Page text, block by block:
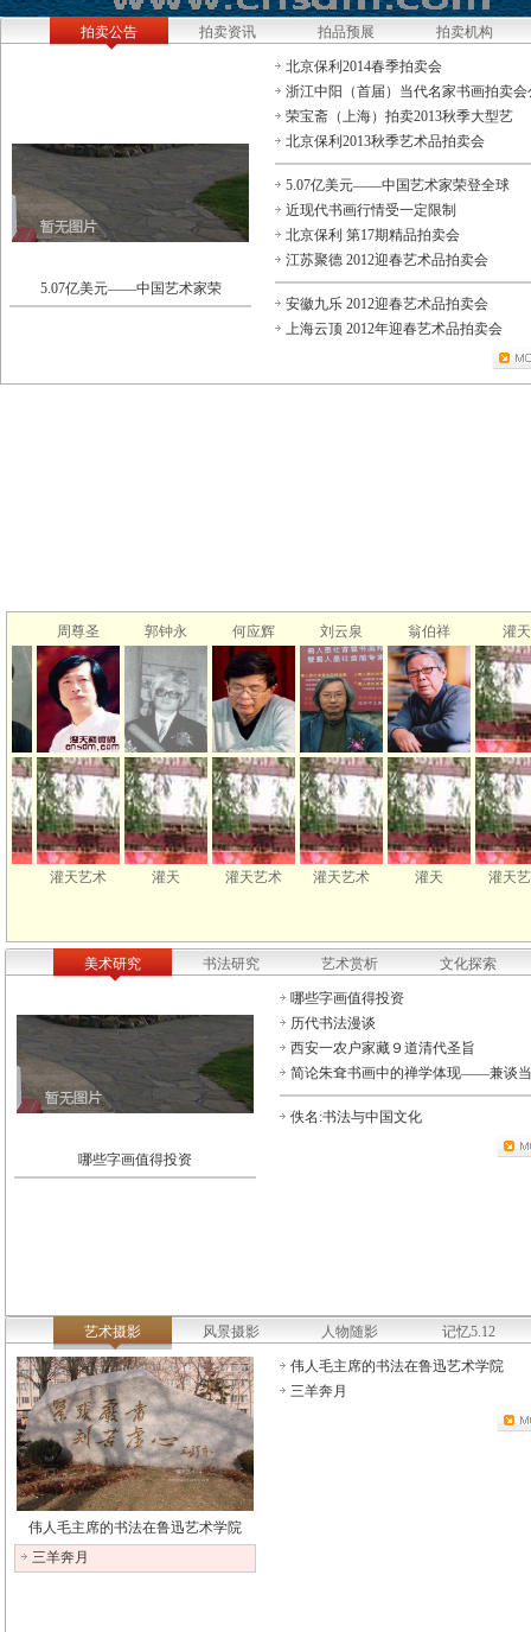
郭钟永 何应辉 刘云泉 翁伯祥 灌天
灌天 灌天艺术 灌天艺术 灌天 灌天艺术